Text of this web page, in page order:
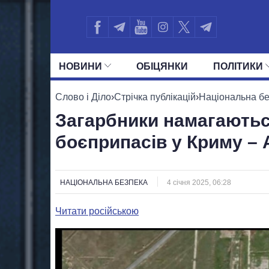
НОВИНИ ОБIЦЯНКИ ПОЛIТИКИ
УСІ ПОЛІТИКИ ПРЕЗИДЕНТ І
Слово і Діло›Стрічка публікацій›Національна
Загарбники
боєприпасів у Криму
НАЦІОНАЛЬНА БЕЗПЕКА 4 січня 2025, 06:28
Читати російською